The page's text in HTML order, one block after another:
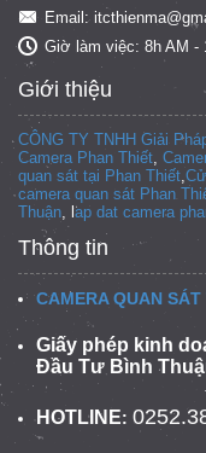
Email:
Giờ làm việc: 8h AM -
Giới thiệu
CÔNG TY TNHH Giải
Camera Phan Thiết,
quan sát tại Phan Thiết,
camera quan sát Phan
Thuận, l ap dat camera
Thông tin
CAMERA QUAN
Giấy phép kinh
Đầu Tư Bình
HOTLINE: